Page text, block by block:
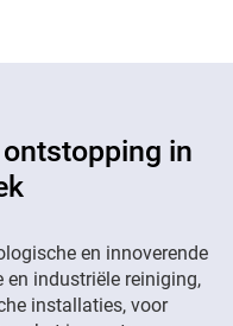
in
en innoverende
en industriële reiniging,
installaties, voor